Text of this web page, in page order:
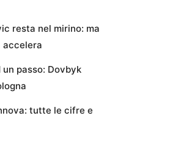
resta nel mirino: ma
accelera
passo: Dovbyk
tutte le cifre e